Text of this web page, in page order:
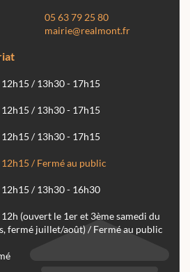
05 63 79 25 80
mairie@realmont.fr
12h15 / 13h30 - 17h15
/ 13h30 - 17h15
/ 13h30 - 17h15
/ Fermé au public
12h15 / 13h30 - 16h30
(ouvert le 1er et 3ème samedi du
fermé juillet/août) / Fermé au public